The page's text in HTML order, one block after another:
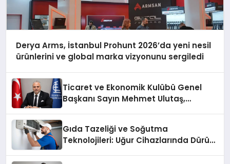
Derya Arms, İstanbul Prohunt 2026’da yeni nesil
ürünlerini ve global marka vizyonunu sergiledi
Ticaret ve Ekonomik Kulübü Genel
Başkanı Sayın Mehmet Ulutaş,
Gıda Tazeliği ve Soğutma
Teknolojileri: Uğur Cihazlarında Dürüst